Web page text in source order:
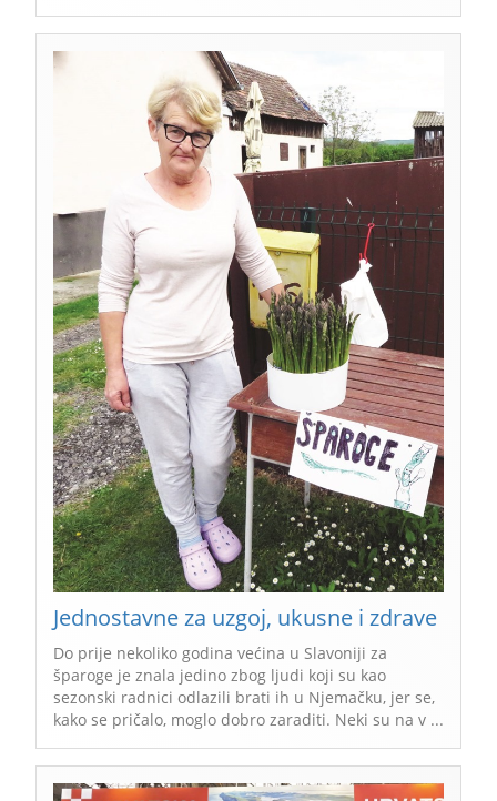
Jednostavne za uzgoj, ukusne i zdrave
Do prije nekoliko godina većina u Slavoniji za
šparoge je znala jedino zbog ljudi koji su kao
sezonski radnici odlazili brati ih u Njemačku, jer se,
kako se pričalo, moglo dobro zaraditi. Neki su na v ...